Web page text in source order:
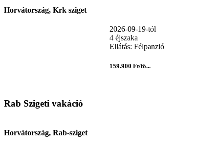
Horvátország, Krk sziget
2026-09-19-tól
4 éjszaka
Ellátás: Félpanzió
159.900 Ft/fő...
Rab Szigeti vakáció
Horvátország, Rab-sziget